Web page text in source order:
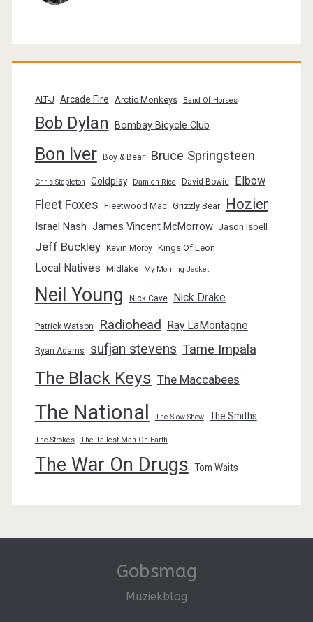
ALT-J Arcade Fire Arctic Monkeys Band Of Horses
Bob Dylan Bombay Bicycle Club
Bon Iver Boy & Bear Bruce Springsteen
Chris Stapleton Coldplay Damien Rice David Bowie Elbow
Fleet Foxes Fleetwood Mac Grizzly Bear Hozier
Israel Nash James Vincent McMorrow Jason Isbell
Jeff Buckley Kevin Morby Kings Of Leon
Local Natives Midlake My Morning Jacket
Neil Young Nick Cave Nick Drake
Patrick Watson Radiohead Ray LaMontagne
Ryan Adams sufjan stevens Tame Impala
The Black Keys The Maccabees
The National The Slow Show The Smiths
The Strokes The Tallest Man On Earth
The War On Drugs Tom Waits
Gobsmag
Muziekblog